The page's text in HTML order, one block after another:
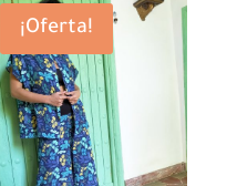
29.90€.
¡Oferta!